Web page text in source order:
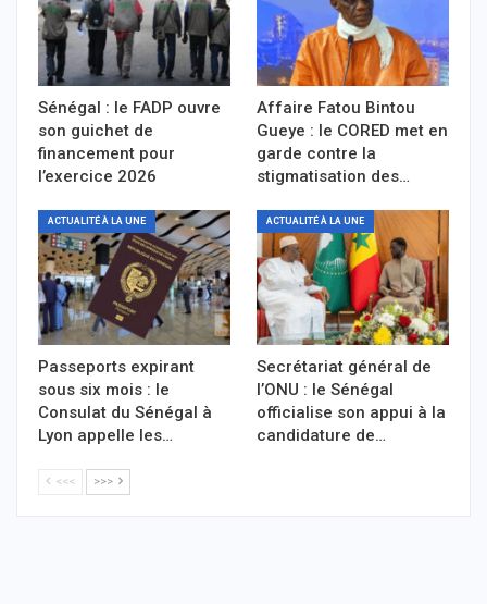
Sénégal : le FADP ouvre
son guichet de
financement pour
l’exercice 2026
Affaire Fatou Bintou
Gueye : le CORED met en
garde contre la
stigmatisation des…
ACTUALITÉ À LA UNE
Passeports expirant
sous six mois : le
Consulat du Sénégal à
Lyon appelle les…
ACTUALITÉ À LA UNE
Secrétariat général de
l’ONU : le Sénégal
officialise son appui à la
candidature de…
<<< >>>